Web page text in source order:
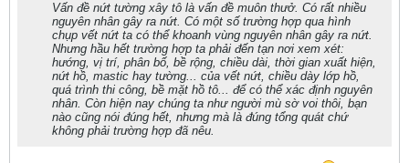
Vấn đề nứt tường xây tô là vấn đề muôn thưở. Có rất nhiều
nguyên nhân gây ra nứt. Có một số trường hợp qua hình
chụp vết nứt ta có thể khoanh vùng nguyên nhân gây ra nứt.
Nhưng hầu hết trường hợp ta phải đến tạn nơi xem xét:
hướng, vị trí, phân bố, bề rộng, chiều dài, thời gian xuất hiện,
nứt hồ, mastic hay tường... của vết nứt, chiều dày lớp hồ,
quá trình thi công, bề mặt hồ tô... để có thể xác định nguyên
nhân. Còn hiện nay chúng ta như người mù sờ voi thôi, bạn
nào cũng nói đúng hết, nhưng mà là đúng tổng quát chứ
không phải trường hợp đã nêu.